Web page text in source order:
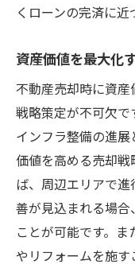
くローンの完済に近
資産価値を最大化
不動産売却時に資
戦略策定が不可欠で
インフラ整備の進
価値を高める売却
ば、周辺エリアで
善が見込まれる場
ことが可能です。
やリフォームを施